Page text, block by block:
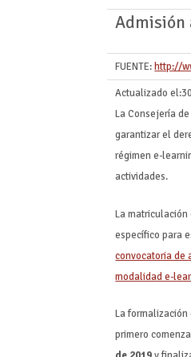
Admisión
FUENTE: http://
Actualizado el:
La Consejería
garantizar el
régimen e-
actividades.
La
específico para
convocatoria de
modalidad e-
La formalización
primero